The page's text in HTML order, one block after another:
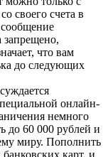
своего счета в
что вам
до следующих
онлайн-
немного
до 60 000 рублей и
миру. Пополнить